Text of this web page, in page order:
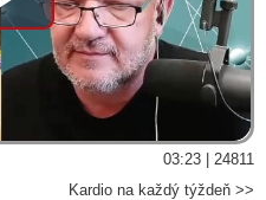
Play
Video
03:23 | 24811
Kardio na každý týždeň >>